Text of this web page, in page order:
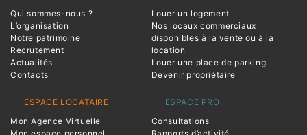
Qui sommes-nous ?
L’organisation
Notre patrimoine
Recrutement
Actualités
Contacts
Louer un logement
Nos locaux commerciaux
disponibles à la vente ou à la
location
Louer une place de parking
Devenir propriétaire
ESPACE LOCATAIRE
Mon Agence Virtuelle
ESPACE PRO
Consultations